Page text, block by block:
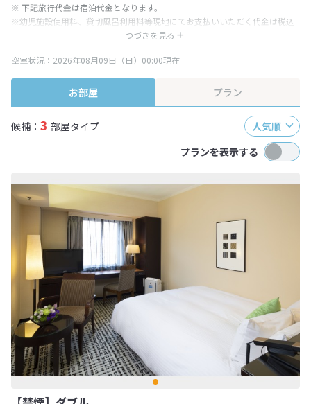
つづきを見る
※ 下記旅行代金は宿泊代金となります。
※幼児施設使用料、貸切風呂利用料等現地にてお支払いいただく代金は税込
み表記となりますが、消費税増税に伴い代金が一部変更となる場合がござい
※表示されている旅行代金・プラン内容は一定時間ごとに更新されます。最
終確認画面でご確認ください。
空室状況：2026年08月09日（日）00:00現在
お部屋 プラン
候補： 3 部屋タイプ
人気順
プランを表示する